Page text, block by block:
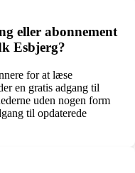
eller abonnement
Esbjerg?
for at læse
en gratis adgang til
uden nogen form
til opdaterede